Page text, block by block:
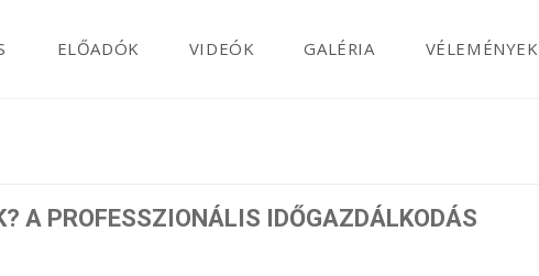
ELŐADÓK VIDEÓK GALÉRIA VÉLEMÉNYEK
A PROFESSZIONÁLIS IDŐGAZDÁLKODÁS